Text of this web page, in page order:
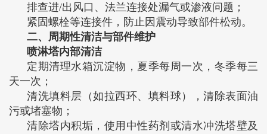
排查进/出风口、法兰连接处漏气或渗液问题‌；
紧固螺栓等连接件，防止因震动导致部件松动‌。
二、周期性清洁与部件维护
‌喷淋塔内部清洁‌
定期清理水箱沉淀物，夏季每周一次，冬季每三
天一次‌；
清洗填料层（如拉西环、填料球），清除表面油
污或堵塞物‌；
清除塔内积垢，使用中性药剂或清水冲洗塔壁及